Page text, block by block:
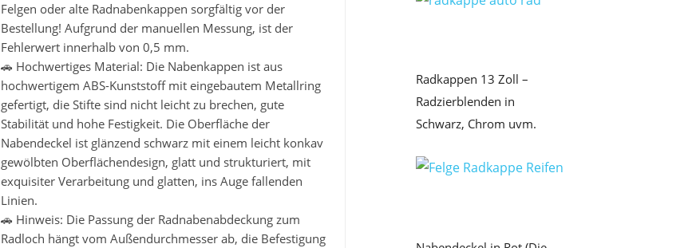
Felgen oder alte Radnabenkappen sorgfältig vor der
Bestellung! Aufgrund der manuellen Messung, ist der
Fehlerwert innerhalb von 0,5 mm.
🚗 Hochwertiges Material: Die Nabenkappen ist aus
hochwertigem ABS-Kunststoff mit eingebautem Metallring
gefertigt, die Stifte sind nicht leicht zu brechen, gute
Stabilität und hohe Festigkeit. Die Oberfläche der
Nabendeckel ist glänzend schwarz mit einem leicht konkav
gewölbten Oberflächendesign, glatt und strukturiert, mit
exquisiter Verarbeitung und glatten, ins Auge fallenden
Linien.
🚗 Hinweis: Die Passung der Radnabenabdeckung zum
Radloch hängt vom Außendurchmesser ab, die Befestigung
Radkappen 13 Zoll –
Radzierblenden in
Schwarz, Chrom uvm.